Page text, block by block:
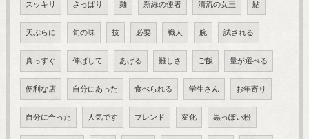
スッキリ さっぱり 麺 新緑の使者 清流の女王 鮎
天ぷらに 旬の味 技 必要 職人 腕 試される
真っすぐ 伸ばして あげる 難しさ ご飯 量が選べる
便利な店 自分にあった 食べられる 学生さん お年寄り
自分に合った 人気です ブレンド 変化 黒っぽい粉